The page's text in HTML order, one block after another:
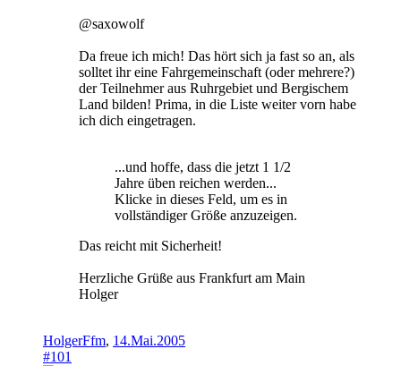
@saxowolf
Da freue ich mich! Das hört sich ja fast so an, als
solltet ihr eine Fahrgemeinschaft (oder mehrere?)
der Teilnehmer aus Ruhrgebiet und Bergischem
Land bilden! Prima, in die Liste weiter vorn habe
ich dich eingetragen.
...und hoffe, dass die jetzt 1 1/2
Jahre üben reichen werden...
Klicke in dieses Feld, um es in
vollständiger Größe anzuzeigen.
Das reicht mit Sicherheit!
Herzliche Grüße aus Frankfurt am Main
Holger
HolgerFfm, 14.Mai.2005
#101